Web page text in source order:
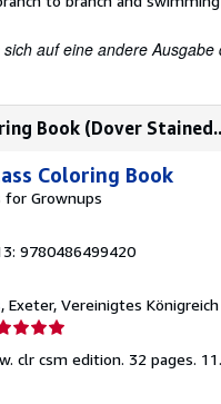
auf eine andere Ausgabe
Book (Dover
Coloring Book
for Grownups
9780486499420
, Exeter, Vereinigtes Königreich
clr csm edition. 32 pages.